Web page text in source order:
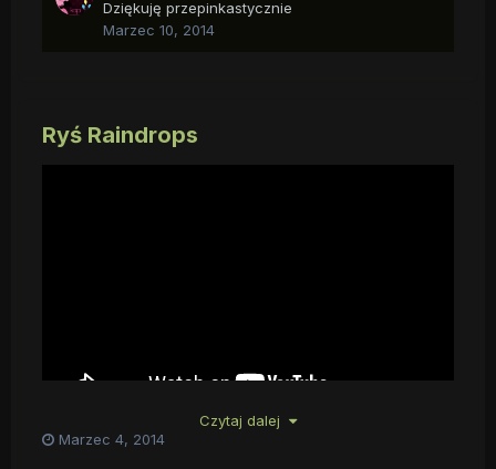
Dziękuję przepinkastycznie
Marzec 10, 2014
Ryś Raindrops
^^
Czytaj dalej
Marzec 4, 2014